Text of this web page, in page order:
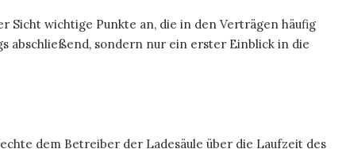
Sicht wichtige Punkte an, die in den Verträgen häufig
abschließend, sondern nur ein erster Einblick in die
dem Betreiber der Ladesäule über die Laufzeit des